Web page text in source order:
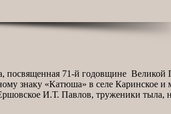
посвященная 71-й годовщине Великой
знаку «Катюша» в селе Каринское и
И.Т. Павлов, труженики